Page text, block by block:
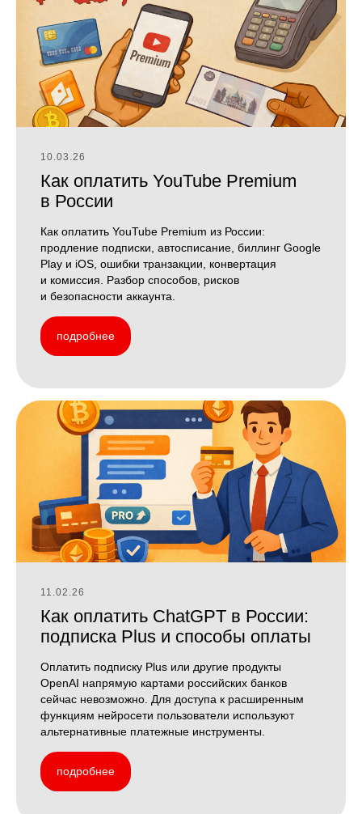
10.03.26
Как оплатить YouTube Premium
в России
Как оплатить YouTube Premium из России:
продление подписки, автосписание, биллинг Google
Play и iOS, ошибки транзакции, конвертация
и комиссия. Разбор способов, рисков
и безопасности аккаунта.
подробнее
11.02.26
Как оплатить ChatGPT в России:
подписка Plus и способы оплаты
Оплатить подписку Plus или другие продукты
OpenAI напрямую картами российских банков
сейчас невозможно. Для доступа к расширенным
функциям нейросети пользователи используют
альтернативные платежные инструменты.
подробнее